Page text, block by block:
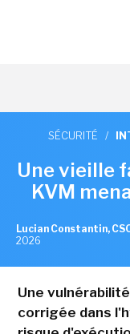
SÉCURITÉ /
Une vieille
KVM
Lucian Constantin,
2026
Une
corrigée dans